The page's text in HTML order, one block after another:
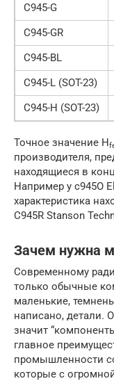
C945-G
C945-GR
C945-BL
C945-L (SOT-23)
C945-H (SOT-23)
Точное значение H
производителя,
находящиеся в
Например у c945O
характеристика
С945R Stanson
Зачем нужна
Современному
только обычные
маленькие,
написано, детали.
значит
главное
промышленности
которые с